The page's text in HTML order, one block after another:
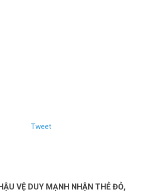
Tweet
VỆ DUY MẠNH NHẬN THẺ ĐỎ,